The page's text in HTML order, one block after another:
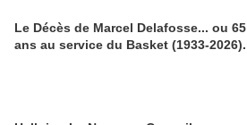
Le Décès de Marcel Delafosse... ou 65
ans au service du Basket (1933-2026).